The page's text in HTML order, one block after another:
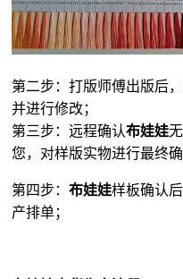
第二步：打版师傅出版后
并进行修改；
第三步：远程确认布娃娃
您，对样版实物进行最终确
第四步：布娃娃样板确认
产排单；